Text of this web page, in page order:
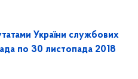
України службових
по 30 листопада 2018